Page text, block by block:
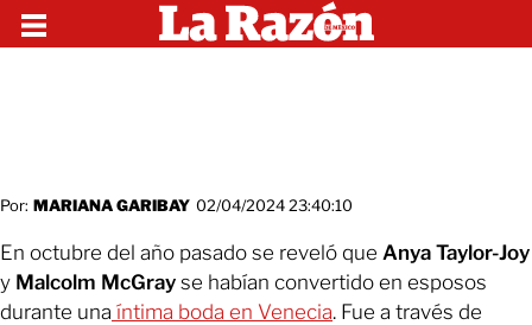
Por: MARIANA GARIBAY 02/04/2024 23:40:10
En octubre del año pasado se reveló que Anya Taylor-Joy
y Malcolm McGray se habían convertido en esposos
durante una íntima boda en Venecia. Fue a través de